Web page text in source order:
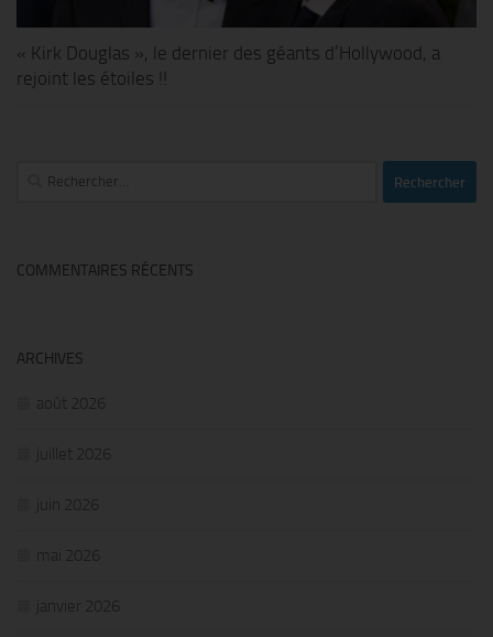
« Kirk Douglas », le dernier des géants d’Hollywood, a
rejoint les étoiles !!
Rechercher :
COMMENTAIRES RÉCENTS
ARCHIVES
août 2026
juillet 2026
juin 2026
mai 2026
janvier 2026